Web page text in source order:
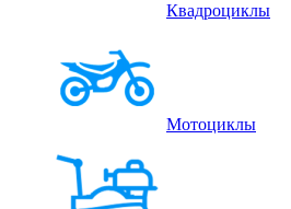
Квадроциклы
Мотоциклы